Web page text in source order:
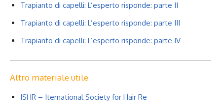
Trapianto di capelli: L’esperto risponde: parte II
Trapianto di capelli: L’esperto risponde: parte III
Trapianto di capelli: L’esperto risponde: parte IV
Altro materiale utile
ISHR – Iternational Society for Hair Re